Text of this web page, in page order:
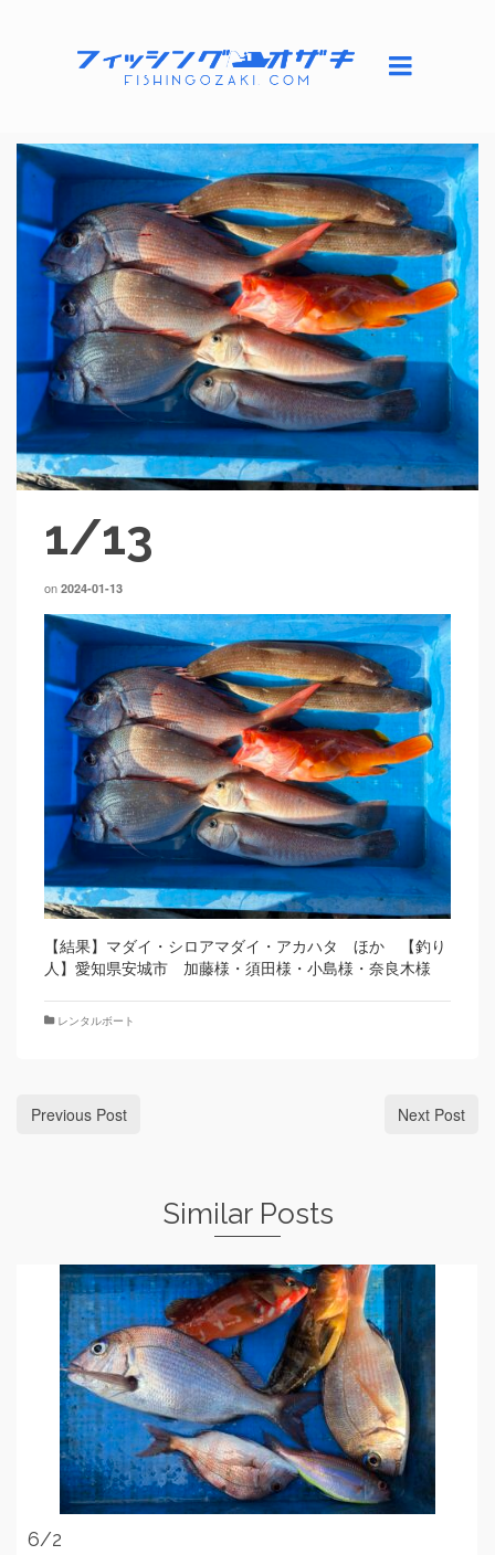
1/13
on 2024-01-13
【結果】マダイ・シロアマダイ・アカハタ ほか 【釣り
人】愛知県安城市 加藤様・須田様・小島様・奈良木様
レンタルボート
Previous Post Next Post
Similar Posts
6/2